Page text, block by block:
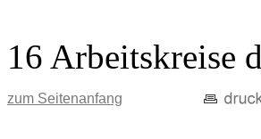
16 Arbeitskreise
zum Seitenanfang